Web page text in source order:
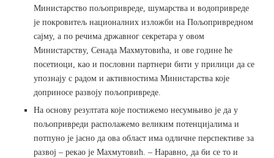
Министарство пољопривреде, шумарства и водопривреде
је покровитељ националних изложби на Пољопривредном
сајму, а по речима државног секретара у овом
Министарству, Сенада Махмутовића, и ове године ће
посетиоци, као и пословни партнери бити у прилици да се
упознају с радом и активностима Министарства које
доприносе развоју пољопривреде.
На основу резултата које постижемо несумњиво је да у
пољопривреди располажемо великим потенцијалима и
потпуно је јасно да ова област има одличне перспективе за
развој – рекао је Махмутовић. – Наравно, да би се то и